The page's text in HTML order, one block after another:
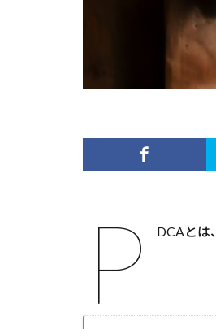
P DCAとは、